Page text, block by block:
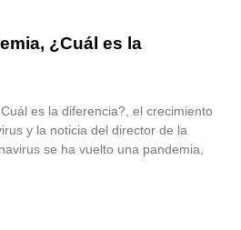
¿Cuál es la
es la diferencia?, el crecimiento
y la noticia del director de la
se ha vuelto una pandemia,